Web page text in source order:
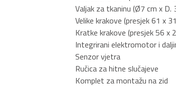
Valjak za tkaninu (Ø7 cm x D.
Velike krakove (presjek 61 x
Kratke krakove (presjek 56 x
Integrirani elektromotor i
Senzor vjetra
Ručica za hitne slučajeve
Komplet za montažu na zid